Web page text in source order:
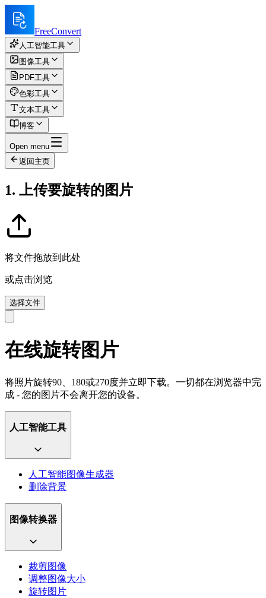
FreeConvert
人工智能工具
图像工具
PDF工具
色彩工具
文本工具
博客
Open menu
返回主页
1. 上传要旋转的图片
将文件拖放到此处
或点击浏览
选择文件
在线旋转图片
将照片旋转90、180或270度并立即下载。一切都在浏览器中完
成 - 您的图片不会离开您的设备。
人工智能工具
人工智能图像生成器
删除背景
图像转换器
裁剪图像
调整图像大小
旋转图片